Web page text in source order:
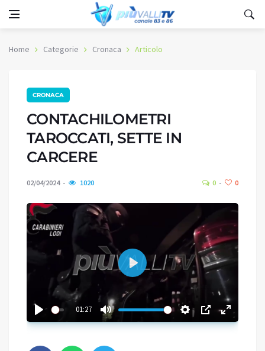
Home Categorie Cronaca Articolo
CRONACA
CONTACHILOMETRI
TAROCCATI, SETTE IN
CARCERE
02/04/2024 1020 0 0
01:27
Play